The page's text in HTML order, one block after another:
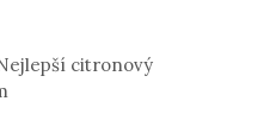
citronový